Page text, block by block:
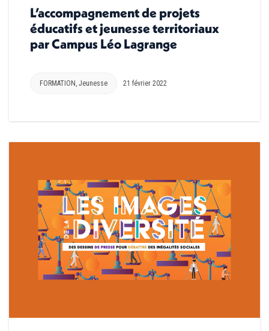
L’accompagnement de projets
éducatifs et jeunesse territoriaux
par Campus Léo Lagrange
FORMATION Jeunesse 21 février 2022